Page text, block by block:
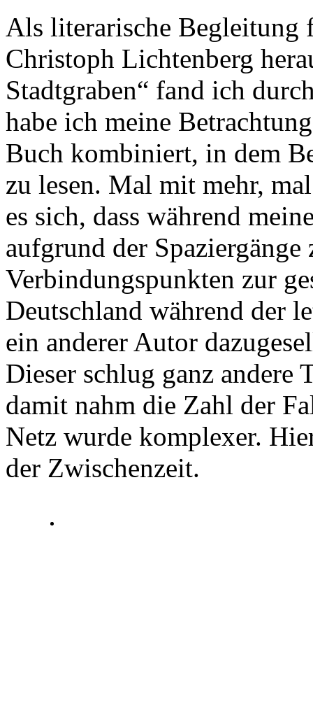
Als literarische Begleitung
Christoph Lichtenberg
Stadtgraben“ fand ich
habe ich meine
Buch kombiniert, in dem
zu lesen. Mal mit mehr,
es sich, dass während
aufgrund der Spaziergänge
Verbindungspunkten zur
Deutschland während der
ein anderer Autor
Dieser schlug ganz andere
damit nahm die Zahl der
Netz wurde komplexer.
der Zwischenzeit.